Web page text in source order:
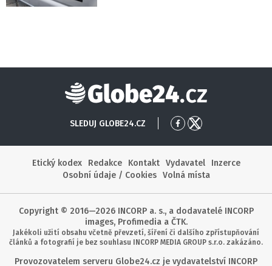
Globe24
SLEDUJ GLOBE24.CZ
Přejít
Facebook
Přejít
X
Etický kodex
Redakce Kontakt Vydavatel
Inzerce
Osobní údaje / Cookies
Volná místa
Copyright © 2016—2026 INCORP a. s., a dodavatelé INCORP
images, Profimedia a ČTK.
Jakékoli užití obsahu včetně převzetí, šíření či dalšího zpřístupňování
článků a fotografií je bez souhlasu INCORP MEDIA GROUP s.r.o. zakázáno.
Provozovatelem serveru Globe24.cz je vydavatelství INCORP